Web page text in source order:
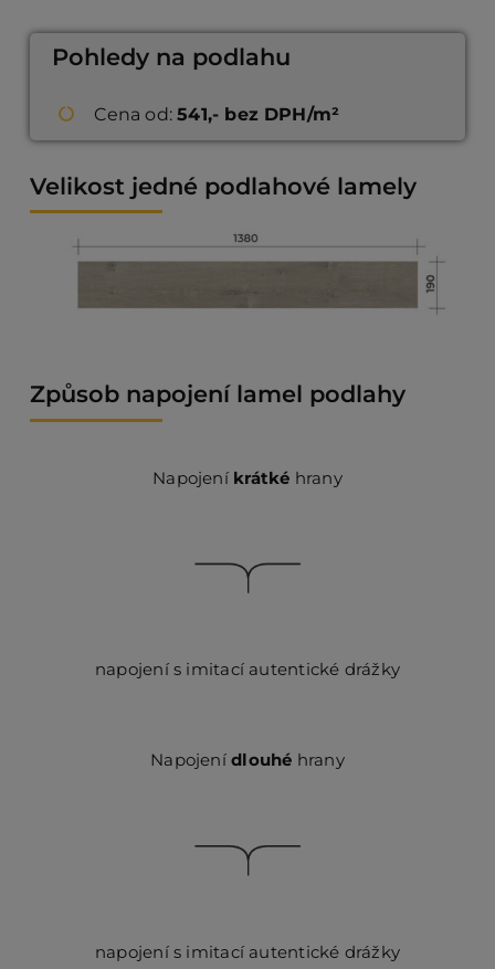
Pohledy na podlahu
Cena od:541,- bez DPH/m²
Velikost jedné podlahové lamely
Způsob napojení lamel podlahy
Napojení krátké hrany
napojení s imitací autentické drážky
Napojenídlouhé hrany
napojení s imitací autentické drážky